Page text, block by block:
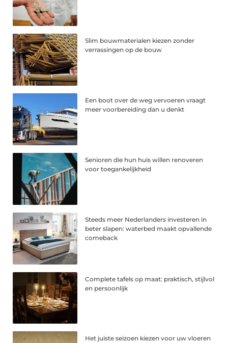
Slim bouwmaterialen kiezen zonder
verrassingen op de bouw
Een boot over de weg vervoeren vraagt
meer voorbereiding dan u denkt
Senioren die hun huis willen renoveren
voor toegankelijkheid
Steeds meer Nederlanders investeren in
beter slapen: waterbed maakt opvallende
comeback
Complete tafels op maat: praktisch, stijlvol
en persoonlijk
Het juiste seizoen kiezen voor uw vloeren